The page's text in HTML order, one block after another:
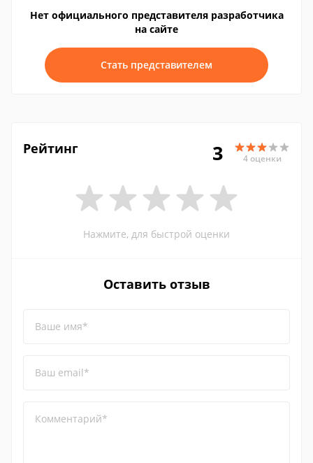
Нет официального представителя разработчика
на сайте
Стать представителем
Рейтинг 3 4 оценки
Нажмите, для быстрой оценки
Оставить отзыв
Ваше имя*
Ваш email*
Комментарий*